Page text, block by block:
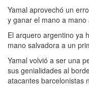
Yamal aprovechó un
y ganar el mano a
El arquero argentino ya
mano salvadora a un
Yamal volvió a ser una
sus genialidades al
atacantes barcelonistas